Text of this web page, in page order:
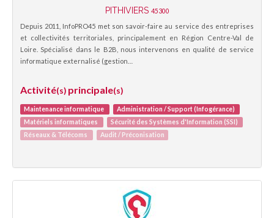
PITHIVIERS 45300
Depuis 2011, InfoPRO45 met son savoir-faire au service des entreprises
et collectivités territoriales, principalement en Région Centre-Val de
Loire. Spécialisé dans le B2B, nous intervenons en qualité de service
informatique externalisé (gestion…
Activité(s) principale(s)
Maintenance informatique
Administration / Support (Infogérance)
Matériels informatiques
Sécurité des Systèmes d'Information (SSI)
Réseaux & Télécoms
Audit / Préconisation